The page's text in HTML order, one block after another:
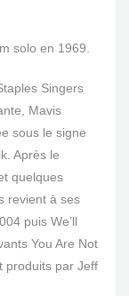
solo en 1969.
Singers
Mavis
sous le signe
Après le
quelques
revient à ses
puis We’ll
You Are Not
produits par Jeff